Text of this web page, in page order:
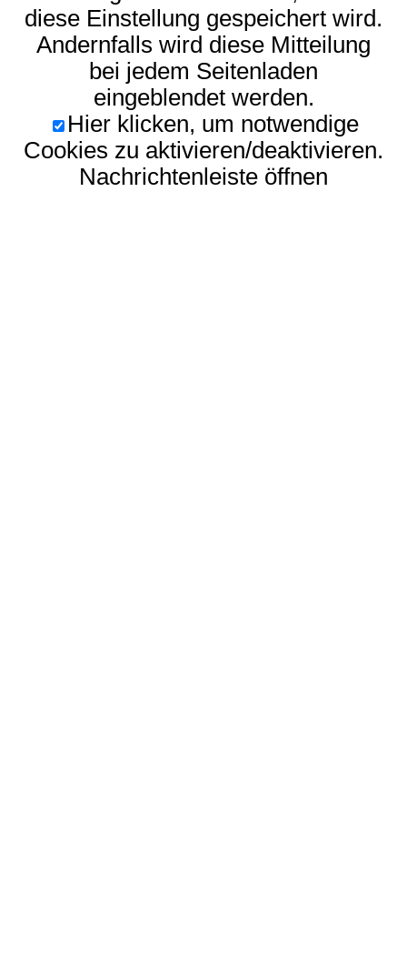
diese Einstellung gespeichert wird.
Andernfalls wird diese Mitteilung
bei jedem Seitenladen
eingeblendet werden.
Hier klicken, um notwendige
Cookies zu aktivieren/deaktivieren.
Nachrichtenleiste öffnen